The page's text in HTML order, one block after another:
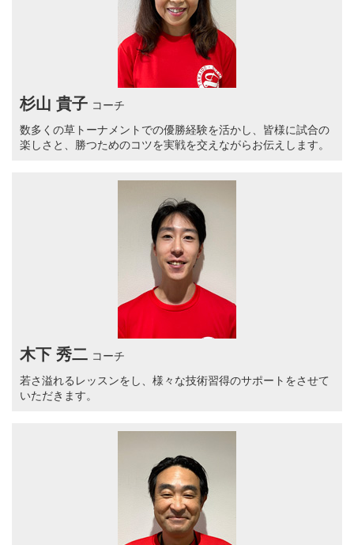
杉山 貴子 コーチ
数多くの草トーナメントでの優勝経験を活かし、皆様に試合の
楽しさと、勝つためのコツを実戦を交えながらお伝えします。
木下 秀二 コーチ
若さ溢れるレッスンをし、様々な技術習得のサポートをさせて
いただきます。